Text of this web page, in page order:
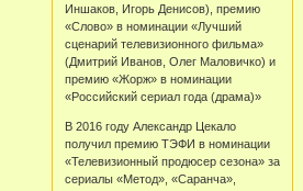
Иншаков, Игорь Денисов), премию
«Слово» в номинации «Лучший
сценарий телевизионного фильма»
(Дмитрий Иванов, Олег Маловичко) и
премию «Жорж» в номинации
«Российский сериал года (драма)»
В 2016 году Александр Цекало
получил премию ТЭФИ в номинации
«Телевизионный продюсер сезона» за
сериалы «Метод», «Саранча»,